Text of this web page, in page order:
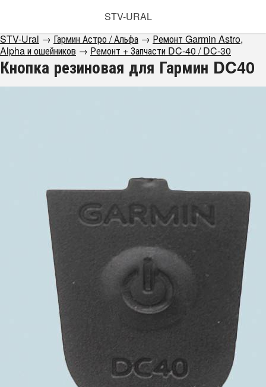
STV-URAL
STV-Ural → Гармин Астро / Альфа → Ремонт Garmin Astro,
Alpha и ошейников → Ремонт + Запчасти DC-40 / DC-30
Кнопка резиновая для Гармин DC40